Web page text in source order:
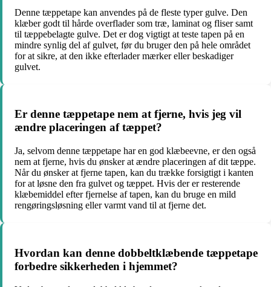
Denne tæppetape kan anvendes på de fleste typer gulve. Den
klæber godt til hårde overflader som træ, laminat og fliser samt
til tæppebelagte gulve. Det er dog vigtigt at teste tapen på en
mindre synlig del af gulvet, før du bruger den på hele området
for at sikre, at den ikke efterlader mærker eller beskadiger
gulvet.
Er denne tæppetape nem at fjerne, hvis jeg vil
ændre placeringen af tæppet?
Ja, selvom denne tæppetape har en god klæbeevne, er den også
nem at fjerne, hvis du ønsker at ændre placeringen af dit tæppe.
Når du ønsker at fjerne tapen, kan du trække forsigtigt i kanten
for at løsne den fra gulvet og tæppet. Hvis der er resterende
klæbemiddel efter fjernelse af tapen, kan du bruge en mild
rengøringsløsning eller varmt vand til at fjerne det.
Hvordan kan denne dobbeltklæbende tæppetape
forbedre sikkerheden i hjemmet?